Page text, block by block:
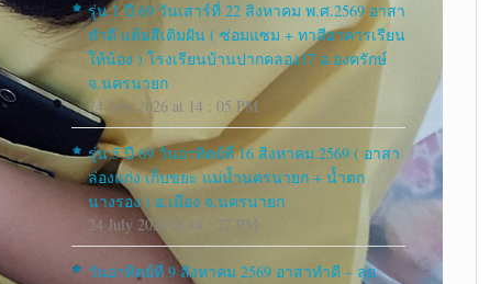
รุ่น 1 ปี 69 วันเสาร์ที่ 22 สิงหาคม พ.ศ.2569 อาสา
ทำดี แต้มสีเติมฝัน ( ซ่อมแซม + ทาสีอาคารเรียน
ให้น้อง ) โรงเรียนบ้านปากคลอง17 อ.องครักษ์
จ.นครนายก
24 July 2026 at 14 : 05 PM
รุ่น 5 ปี 69 วันอาทิตย์ที่ 16 สิงหาคม 2569 ( อาสา
ล่องแก่ง เก็บขยะ แม่น้ำนครนายก + น้ำตก
นางรอง ) อ.เมือง จ.นครนายก
24 July 2026 at 14 : 27 PM
วันอาทิตย์ที่ 9 สิงหาคม 2569 อาสาทำดี – ลุย